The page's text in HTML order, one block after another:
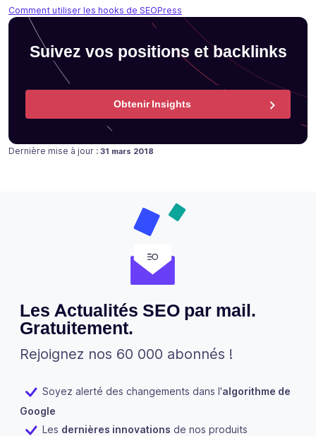
Comment utiliser les hooks de SEOPress
Suivez vos positions et backlinks
Obtenir Insights
Dernière mise à jour : Publié le
31 mars 2018
Les Actualités SEO par mail.
Gratuitement.
Rejoignez nos 60 000 abonnés !
Soyez alerté des changements dans l'algorithme de
Google
Les dernières innovations de nos produits